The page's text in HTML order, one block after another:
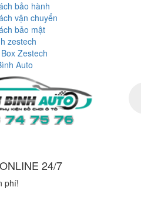
bảo hành
vận chuyển
bảo mật
zestech
Zestech
Auto
24/7
phí!